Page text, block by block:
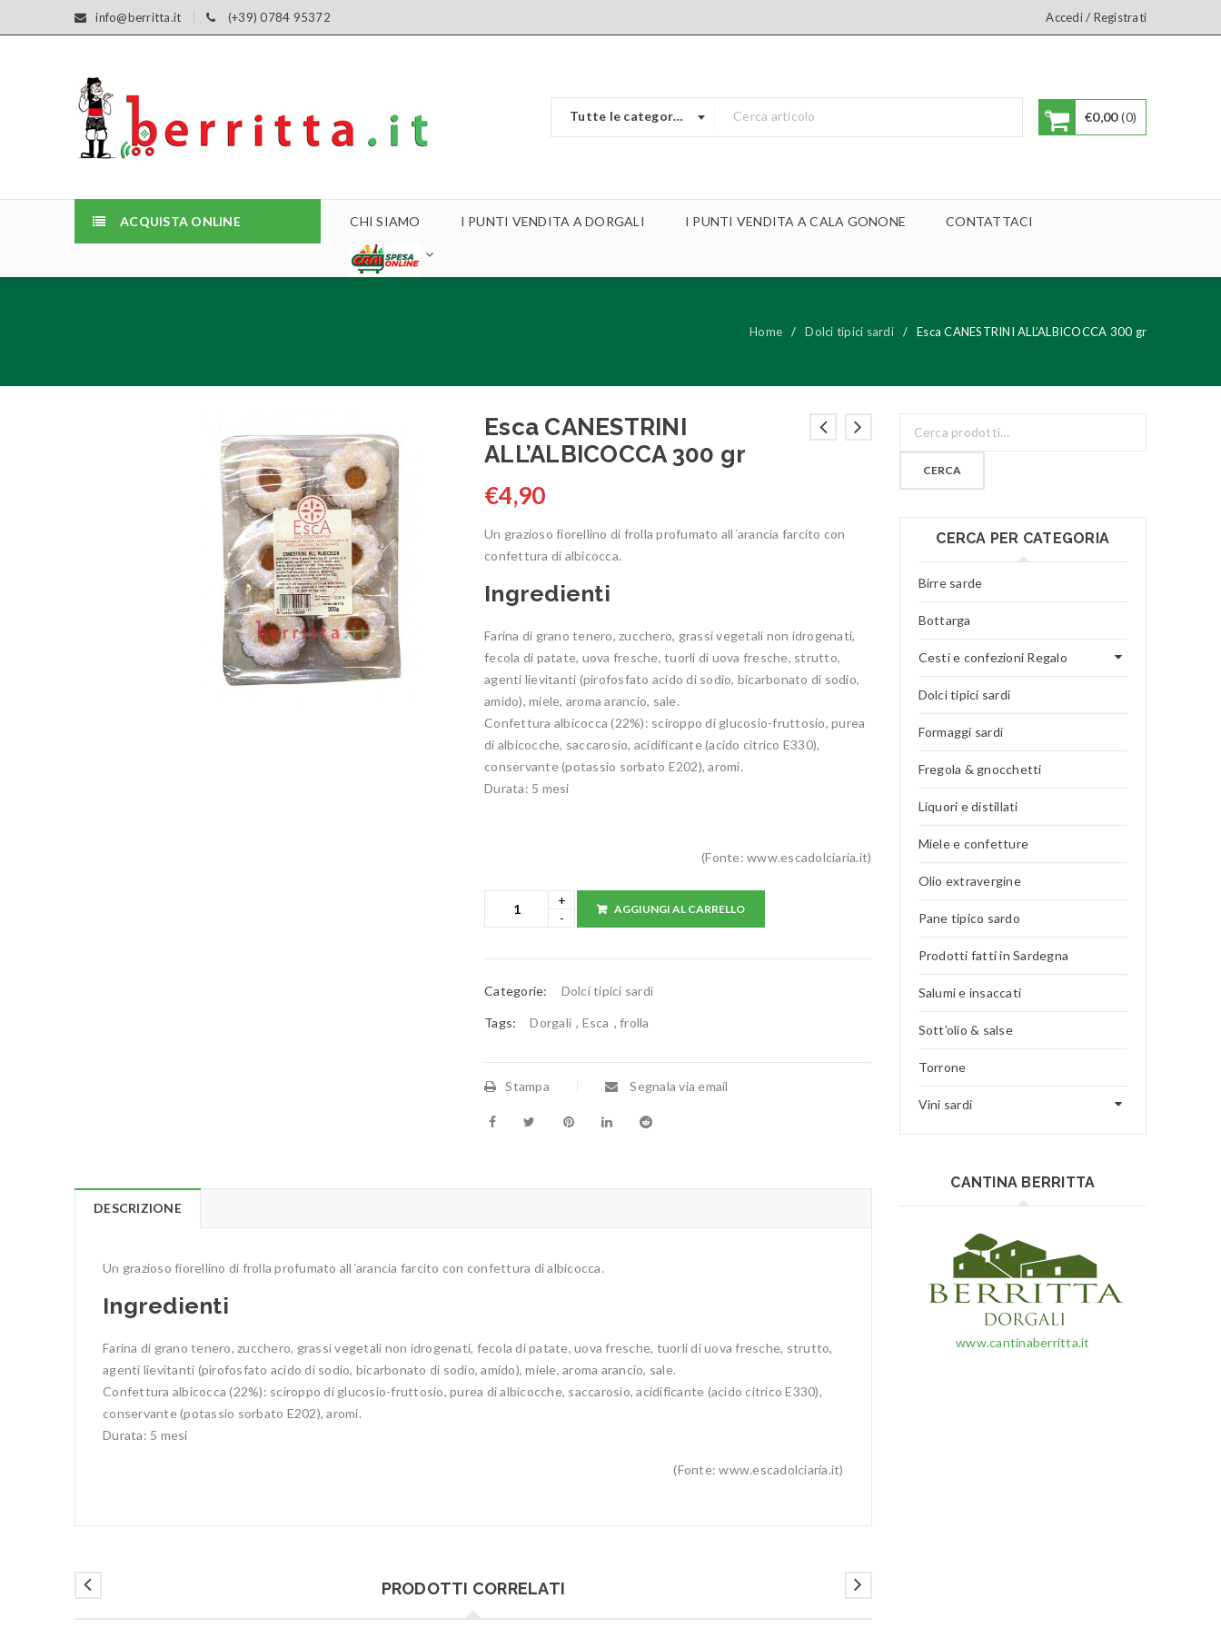
info@berritta.it (+39) 0784 95372 Accedi/ Registrati
Tutte le categorie €0,00 0
ACQUISTA ONLINE CHI SIAMO I PUNTI VENDITA A DORGALI I PUNTI VENDITA A CALA GONONE CONTATTACI
Home / Dolci tipici sardi / Esca CANESTRINI ALL’ALBICOCCA 300 gr
Esca CANESTRINI
ALL’ALBICOCCA 300 gr
€4,90
Un grazioso fiorellino di frolla profumato all´arancia farcito con
confettura di albicocca.
Ingredienti
Farina di grano tenero, zucchero, grassi vegetali non idrogenati,
fecola di patate, uova fresche, tuorli di uova fresche, strutto,
agenti lievitanti (pirofosfato acido di sodio, bicarbonato di sodio,
amido), miele, aroma arancio, sale.
Confettura albicocca (22%): sciroppo di glucosio-fruttosio, purea
di albicocche, saccarosio, acidificante (acido citrico E330),
conservante (potassio sorbato E202), aromi.
Durata: 5 mesi
(Fonte: www.escadolciaria.it)
AGGIUNGI AL CARRELLO
Categorie: Dolci tipici sardi
Tags: Dorgali , Esca ,frolla
Stampa Segnala via email
DESCRIZIONE
Un grazioso fiorellino di frolla profumato all´arancia farcito con confettura di albicocca.
Ingredienti
Farina di grano tenero, zucchero, grassi vegetali non idrogenati, fecola di patate, uova fresche, tuorli di uova fresche, strutto,
agenti lievitanti (pirofosfato acido di sodio, bicarbonato di sodio, amido), miele, aroma arancio, sale.
Confettura albicocca (22%): sciroppo di glucosio-fruttosio, purea di albicocche, saccarosio, acidificante (acido citrico E330),
conservante (potassio sorbato E202), aromi.
Durata: 5 mesi
(Fonte: www.escadolciaria.it)
PRODOTTI CORRELATI
CERCA
CERCA PER CATEGORIA
Birre sarde
Bottarga
Cesti e confezioni Regalo
Dolci tipici sardi
Formaggi sardi
Fregola & gnocchetti
Liquori e distillati
Miele e confetture
Olio extravergine
Pane tipico sardo
Prodotti fatti in Sardegna
Salumi e insaccati
Sott'olio & salse
Torrone
Vini sardi
CANTINA BERRITTA
www.cantinaberritta.it